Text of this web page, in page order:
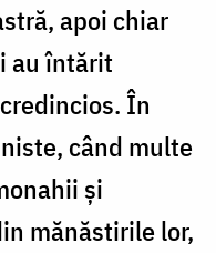
apoi chiar
au întărit
În
când multe
și
mănăstirile lor,